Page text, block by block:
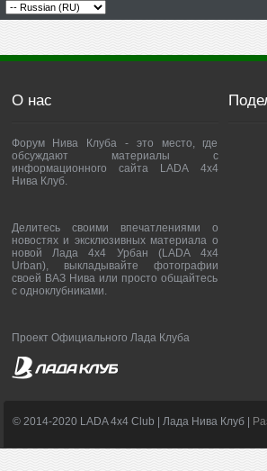
О нас
Форум Нива Клуба - это место, где
обсуждают материалы с
информационного сайта LADA 4x4
Нива Клуб.
Делитесь своими впечатлениями о
новостях и эксклюзивных материала о
новой Лада 4х4 Урбан (LADA 4x4
Urban), выкладывайте фотографии
своей ВАЗ Нива или просто общайтесь
с одноклубниками.
Проект Официального Лада Клуба
© 2014-2020 LADA 4x4 Club | Лада Нива Клуб |